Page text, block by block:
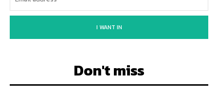
I WANT IN
Don't miss